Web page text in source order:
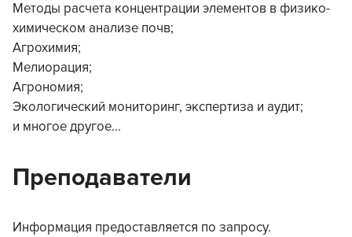
Методы расчета концентрации элементов в физико-
химическом анализе почв;
Агрохимия;
Мелиорация;
Агрономия;
Экологический мониторинг, экспертиза и аудит;
и многое другое...
Преподаватели
Информация предоставляется по запросу.